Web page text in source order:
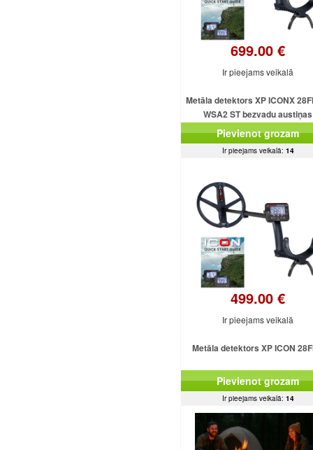
699.00 €
Ir pieejams veikalā
Metāla detektors XP ICONX
WSA2 ST bezvadu austiņas
Pievienot grozam
Ir pieejams veikalā: 14
499.00 €
Ir pieejams veikalā
Metāla detektors XP ICON
Pievienot grozam
Ir pieejams veikalā: 14